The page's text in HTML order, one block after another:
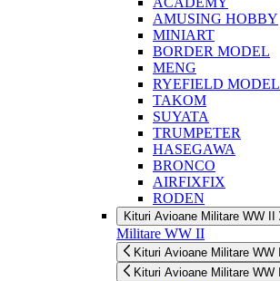
AMUSING HOBBY
MINIART
BORDER MODEL
MENG
RYEFIELD MODEL
TAKOM
SUYATA
TRUMPETER
HASEGAWA
BRONCO
AIRFIXFIX
RODEN
Kituri Avioane Militare WW II
Militare WW II
Kituri Avioane Militare WW II
Kituri Avioane Militare WW II